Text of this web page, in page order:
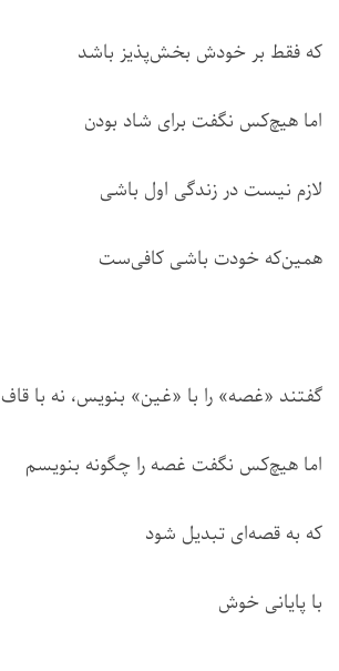
که فقط بر خودش بخش‌پذیز باشد
اما هیچ‌کس نگفت برای شاد بودن
لازم نیست در زندگی اول باشی
همین‌که خودت باشی کافی‌ست
گفتند «غصه» را با «غین» بنویس، نه با قاف
اما هیچ‌کس نگفت غصه را چگونه بنویسم
که به قصه‌ای تبدیل شود
با پایانی خوش